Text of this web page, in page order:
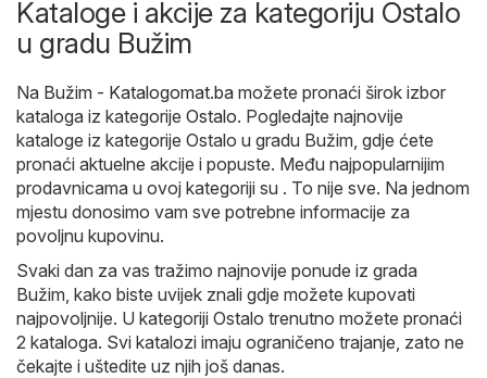
Kataloge i akcije za kategoriju Ostalo
u gradu Bužim
Na Bužim - Katalogomat.ba možete pronaći širok izbor
kataloga iz kategorije Ostalo. Pogledajte najnovije
kataloge iz kategorije Ostalo u gradu Bužim, gdje ćete
pronaći aktuelne akcije i popuste. Među najpopularnijim
prodavnicama u ovoj kategoriji su . To nije sve. Na jednom
mjestu donosimo vam sve potrebne informacije za
povoljnu kupovinu.
Svaki dan za vas tražimo najnovije ponude iz grada
Bužim, kako biste uvijek znali gdje možete kupovati
najpovoljnije. U kategoriji Ostalo trenutno možete pronaći
2 kataloga. Svi katalozi imaju ograničeno trajanje, zato ne
čekajte i uštedite uz njih još danas.